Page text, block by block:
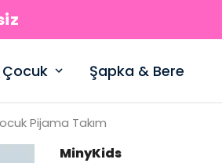
Çocuk Şapka & Bere
Pijama Takım
MinyKids